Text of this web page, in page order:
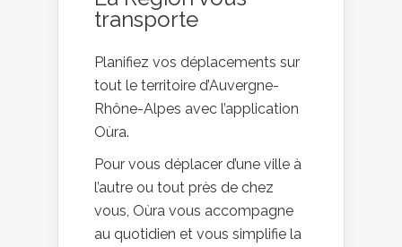
transporte
Planifiez vos déplacements sur
tout le territoire d’Auvergne-
Rhône-Alpes avec l’application
Oùra.
Pour vous déplacer d’une ville à
l’autre ou tout près de chez
vous, Oùra vous accompagne
au quotidien et vous simplifie la